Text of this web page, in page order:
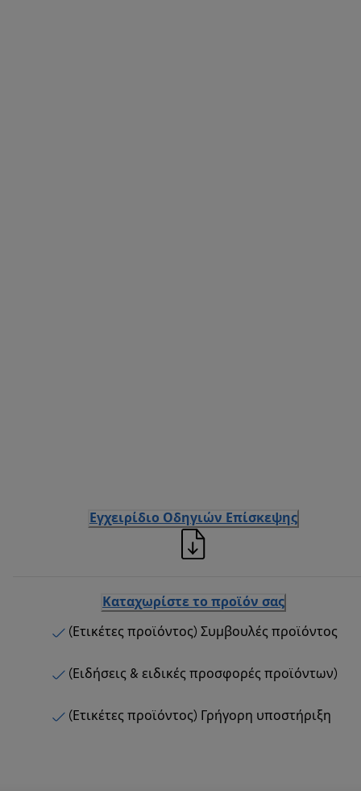
Εγχειρίδιο Οδηγιών Επίσκεψης
Καταχωρίστε το προϊόν σας
(Ετικέτες προϊόντος) Συμβουλές προϊόντος
(Ειδήσεις & ειδικές προσφορές προϊόντων)
(Ετικέτες προϊόντος) Γρήγορη υποστήριξη